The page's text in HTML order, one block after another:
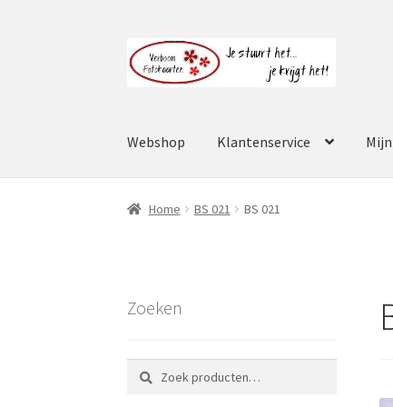
Ga
door
Ga
naar
Webshop Klantenservice
Home BS 021 BS 021
Zoeken
Zoeken
naar:
Zoeken